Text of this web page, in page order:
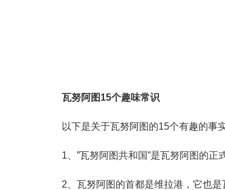
瓦努阿图15个趣味常识
以下是关于瓦努阿图的15个有趣的事
1、”瓦努阿图共和国”是瓦努阿图的正
2、瓦努阿图的首都是维拉港，它也是